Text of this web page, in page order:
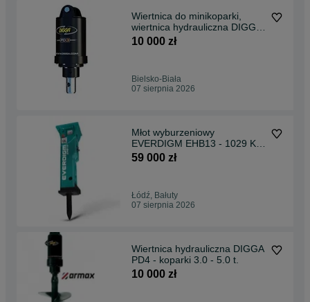
Wiertnica do minikoparki,
wiertnica hydrauliczna DIGGA
PD3 (2-4 tony)
10 000 zł
Bielsko-Biała
07 sierpnia 2026
Młot wyburzeniowy
EVERDIGM EHB13 - 1029 KG
- do koparek 12-20 ton.
59 000 zł
Łódź, Bałuty
07 sierpnia 2026
Wiertnica hydrauliczna DIGGA
PD4 - koparki 3.0 - 5.0 t.
10 000 zł